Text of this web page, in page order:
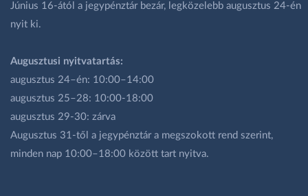
Június 16-ától a jegypénztár bezár, legközelebb augusztus 24-én
nyit ki.
Augusztusi nyitvatartás:
augusztus 24–én: 10:00–14:00
augusztus 25–28: 10:00-18:00
augusztus 29-30: zárva
Augusztus 31-től a jegypénztár a megszokott rend szerint,
minden nap 10:00–18:00 között tart nyitva.